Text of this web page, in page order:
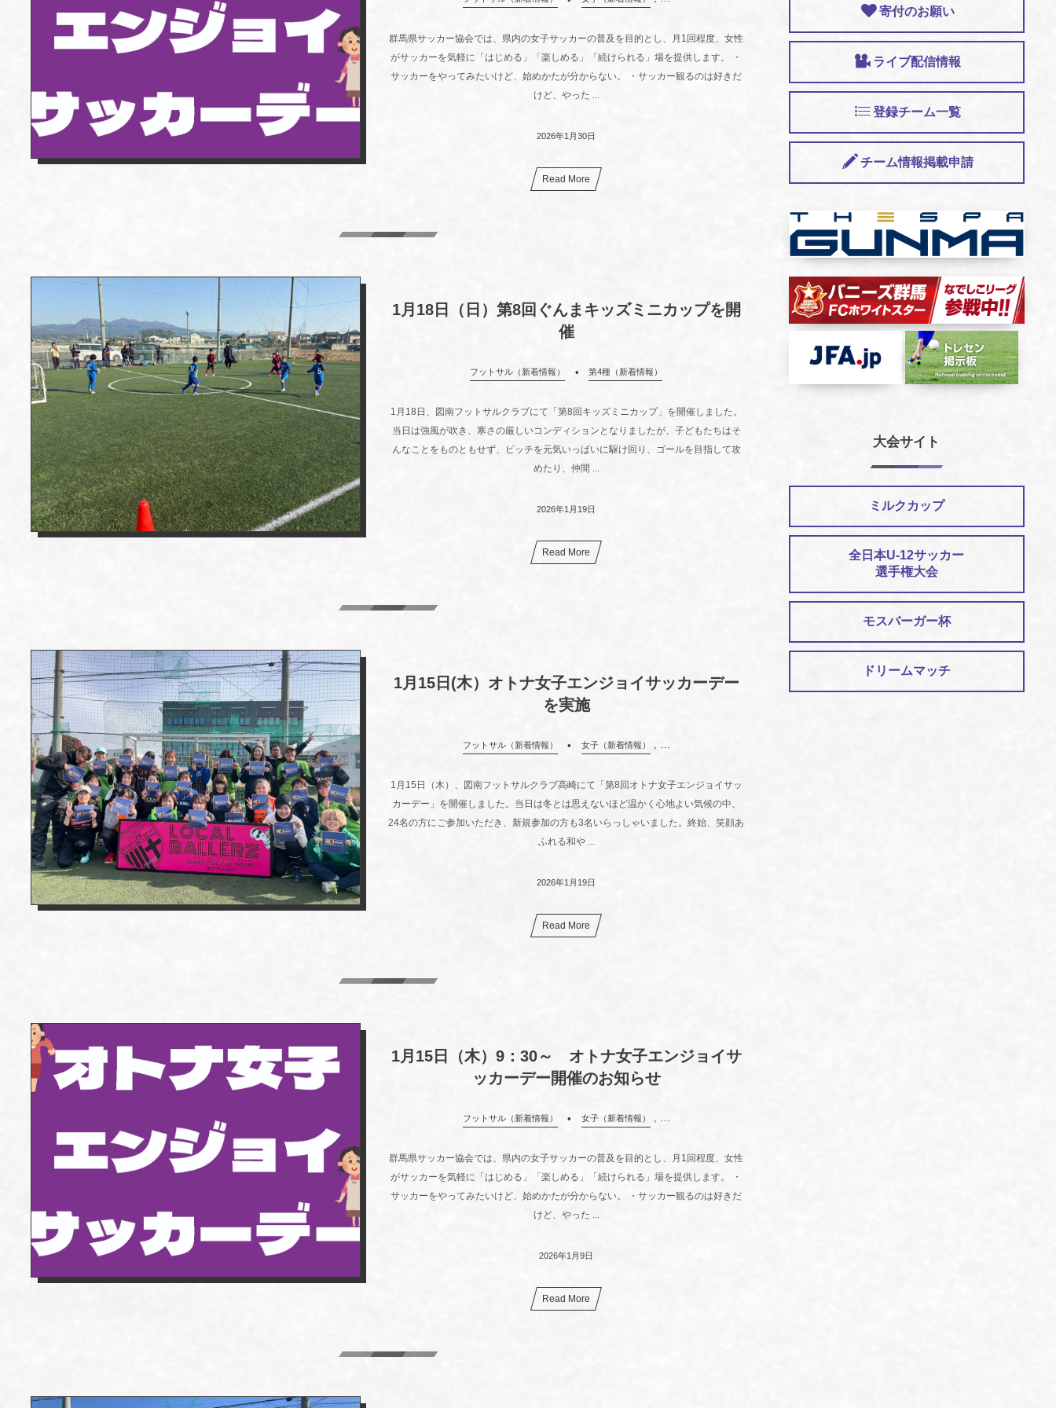
群馬県サッカー協会では、県内の女子サッカーの普及を目的とし、月1回程度、女性
がサッカーを気軽に「はじめる」「楽しめる」「続けられる」場を提供します。 ・
サッカーをやってみたいけど、始めかたが分からない。 ・サッカー観るのは好きだ
けど、やった ...
2026年1月30日
Read More
1月18日（日）第8回ぐんまキッズミニカップを開
催
フットサル（新着情報） 第4種（新着情報）
1月18日、図南フットサルクラブにて「第8回キッズミニカップ」を開催しました。
当日は強風が吹き、寒さの厳しいコンディションとなりましたが、子どもたちはそ
んなことをものともせず、ピッチを元気いっぱいに駆け回り、ゴールを目指して攻
めたり、仲間 ...
2026年1月19日
Read More
1月15日(木）オトナ女子エンジョイサッカーデー
を実施
フットサル（新着情報） 女子（新着情報） , …
1月15日（木）、図南フットサルクラブ高崎にて「第8回オトナ女子エンジョイサッ
カーデー」を開催しました。当日は冬とは思えないほど温かく心地よい気候の中、
24名の方にご参加いただき、新規参加の方も3名いらっしゃいました。終始、笑顔あ
ふれる和や ...
2026年1月19日
Read More
1月15日（木）9：30～ オトナ女子エンジョイサ
ッカーデー開催のお知らせ
フットサル（新着情報） 女子（新着情報） , …
群馬県サッカー協会では、県内の女子サッカーの普及を目的とし、月1回程度、女性
がサッカーを気軽に「はじめる」「楽しめる」「続けられる」場を提供します。 ・
サッカーをやってみたいけど、始めかたが分からない。 ・サッカー観るのは好きだ
けど、やった ...
2026年1月9日
Read More
寄付のお願い
ライブ配信情報
登録チーム一覧
チーム情報掲載申請
大会サイト
ミルクカップ
全日本U-12サッカー
選手権大会
モスバーガー杯
ドリームマッチ